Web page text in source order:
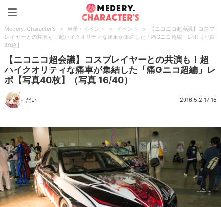
Medery. Character's > 声優・イベント > イベント >
【ニコニコ超会議】コスプ
レイヤーとの共演も！超ハイクオリティな痛車が集結した「痛Gニコ超編」レポ【写真
40枚】
【ニコニコ超会議】コスプレイヤーとの共演も！超
ハイクオリティな痛車が集結した「痛Gニコ超編」レ
ポ【写真40枚】（写真 16/40）
だい 2016.5.2 17:15